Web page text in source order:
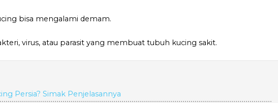
bisa mengalami demam.
virus, atau parasit yang membuat tubuh kucing sakit.
Persia? Simak Penjelasannya